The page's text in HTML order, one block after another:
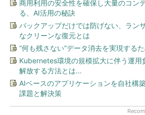
商用利用の安全性を確保し大量のコン
る、AI活用の秘訣
バックアップだけでは防げない、ラン
なクリーンな復元とは
“何も残さない”データ消去を実現する
Kubernetes環境の規模拡大に伴う運用
解放する方法とは...
AIベースのアプリケーションを自社構
課題と解決策